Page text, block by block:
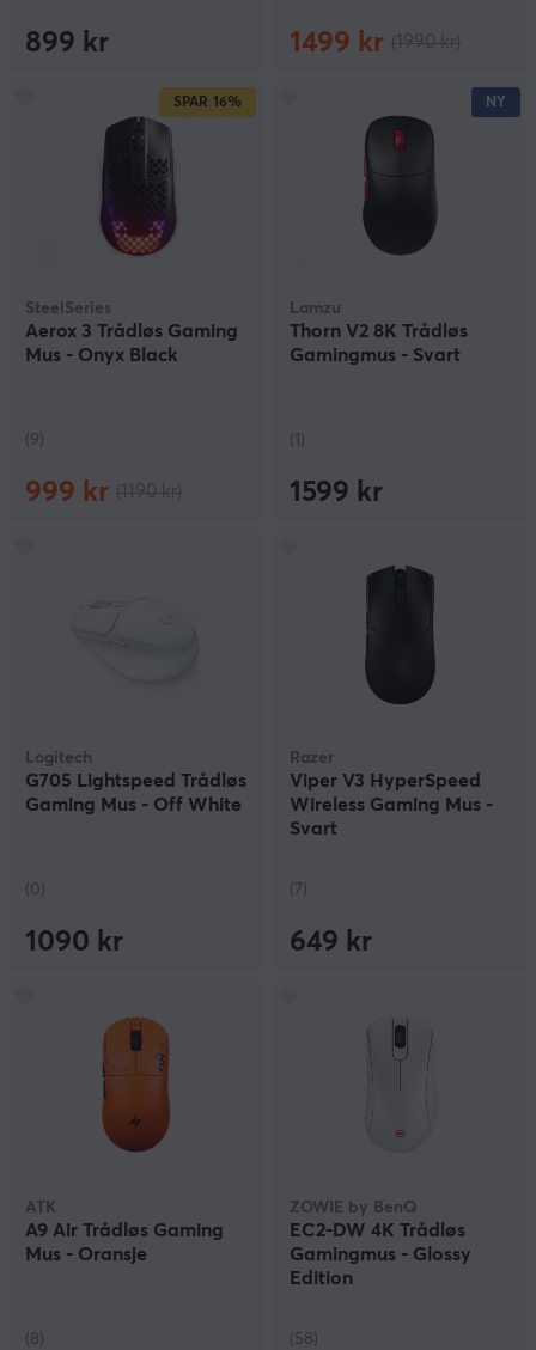
899 kr 1499 kr
SPAR 16%
SteelSeries
Aerox 3 Trådløs Gaming
Mus - Onyx Black
(9)
999 kr
NY
Lamzu
Thorn V2 8K Trådløs
Gamingmus - Svart
(1)
1599 kr
Logitech
G705 Lightspeed Trådløs
Gaming Mus - Off White
(0)
1090 kr
Razer
Viper V3 HyperSpeed
Wireless Gaming Mus -
Svart
(7)
649 kr
ATK
A9 Air Trådløs Gaming
Mus - Oransje
(8)
ZOWIE by BenQ
EC2-DW 4K Trådløs
Gamingmus - Glossy
Edition
(58)